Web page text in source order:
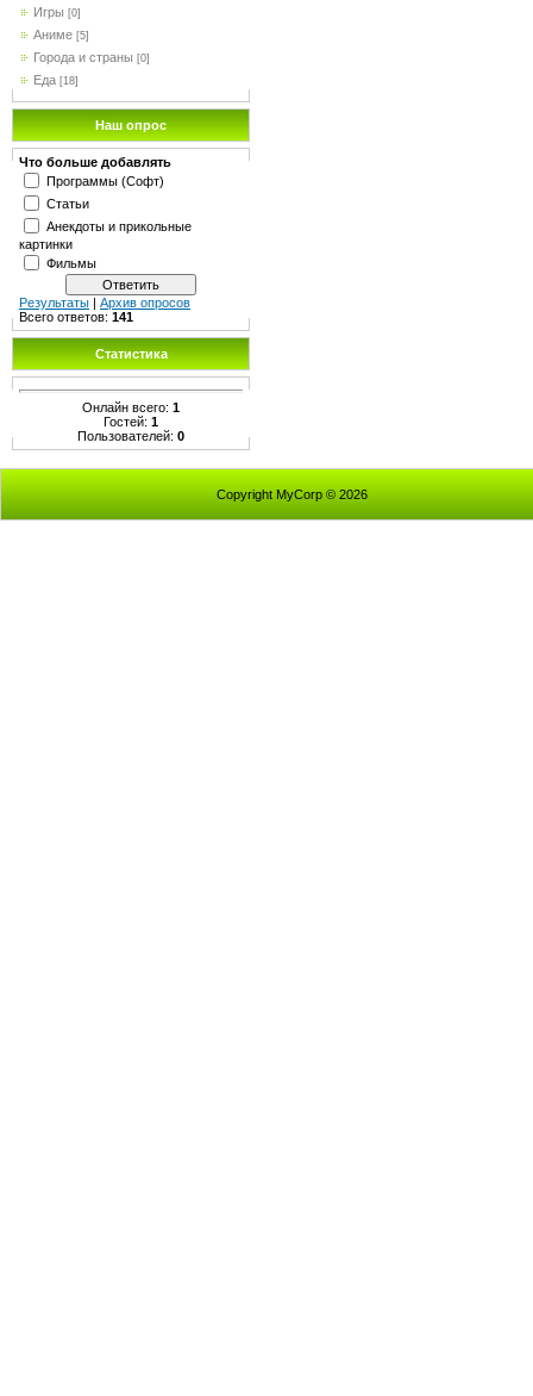
Игры [0]
Аниме [5]
Города и страны [0]
Еда [18]
Наш опрос
Что больше добавлять
Программы (Софт)
Статьи
Анекдоты и прикольные
картинки
Фильмы
Результаты | Архив опросов
Всего ответов: 141
Статистика
Онлайн всего: 1
Гостей: 1
Пользователей: 0
Copyright MyCorp © 2026